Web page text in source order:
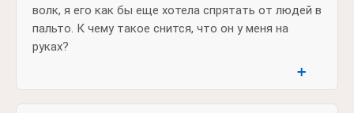
волк, я его как бы еще хотела спрятать от людей в
пальто. К чему такое снится, что он у меня на
руках?
➕